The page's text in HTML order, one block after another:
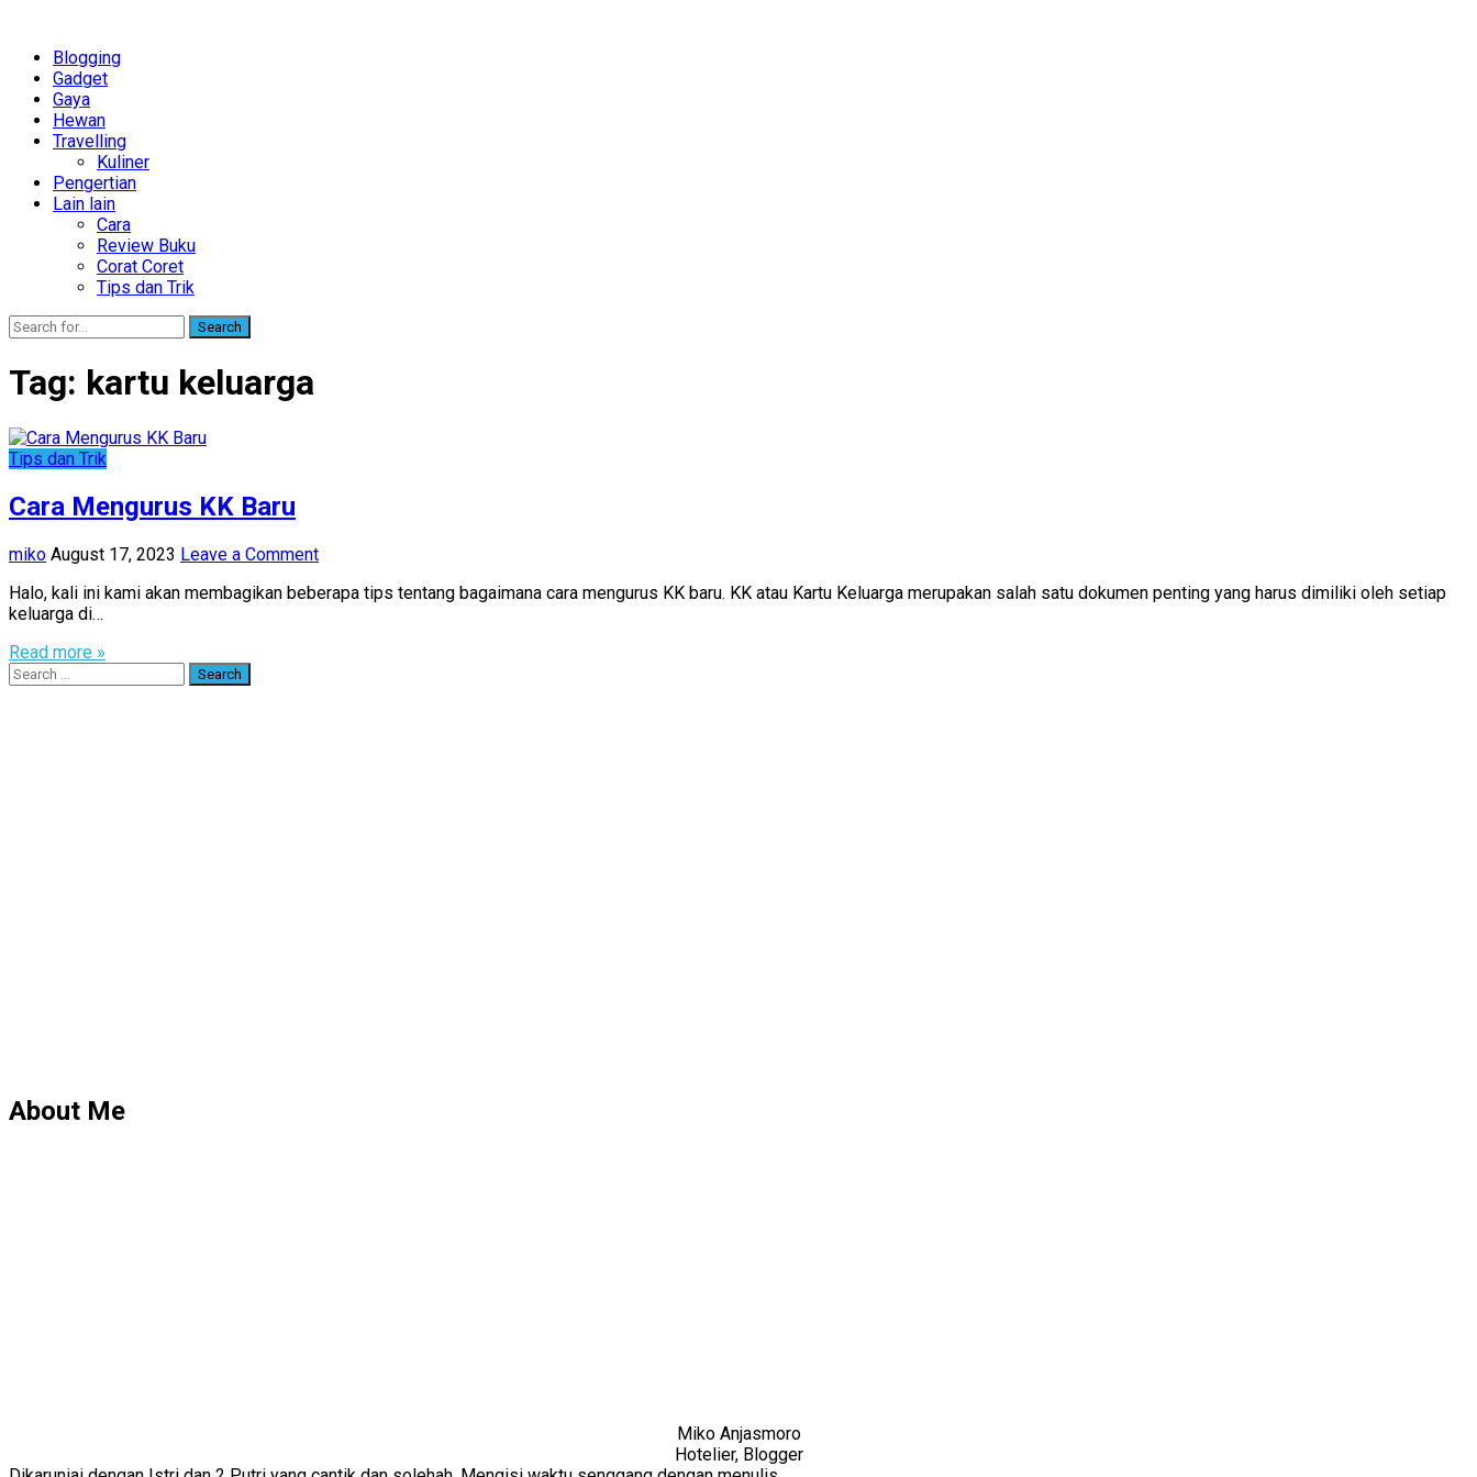
Blogging
Gadget
Gaya
Hewan
Travelling
Kuliner
Pengertian
Lain lain
Cara
Review Buku
Corat Coret
Tips dan Trik
Search
Tag: kartu keluarga
Tips dan Trik
Cara Mengurus KK Baru
miko August 17, 2023 Leave a Comment
Halo, kali ini kami akan membagikan beberapa tips tentang bagaimana cara mengurus KK baru. KK atau Kartu Keluarga merupakan salah satu dokumen penting yang harus dimiliki oleh setiap
keluarga di…
Read more »
Search
for:
About Me
Miko Anjasmoro
Hotelier, Blogger